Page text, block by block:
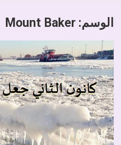
الوسم: Mount Baker